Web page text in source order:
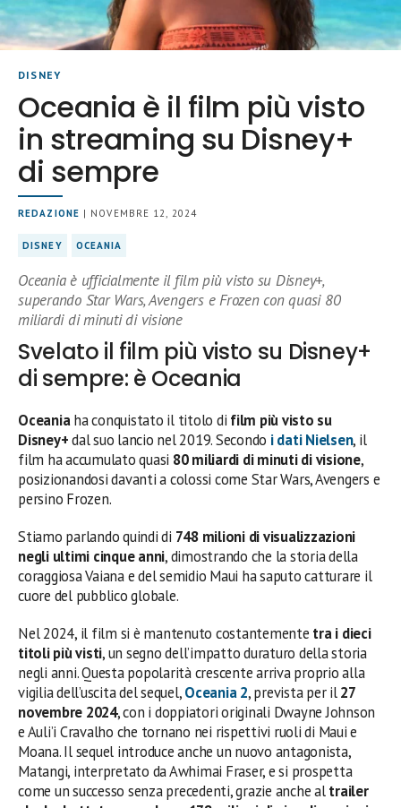
DISNEY
Oceania è il film più visto
in streaming su Disney+
di sempre
REDAZIONE | NOVEMBRE 12, 2024
DISNEY OCEANIA
Oceania è ufficialmente il film più visto su Disney+,
superando Star Wars, Avengers e Frozen con quasi 80
miliardi di minuti di visione
Svelato il film più visto su Disney+
di sempre: è Oceania
Oceaniaha conquistato il titolo di film più visto su
Disney+dal suo lancio nel 2019. Secondo i dati Nielsen, il
film ha accumulato quasi 80 miliardi di minuti di visione,
posizionandosi davanti a colossi come Star Wars, Avengers e
persino Frozen.
Stiamo parlando quindi di 748 milioni di visualizzazioni
negli ultimi cinque anni, dimostrando che la storia della
coraggiosa Vaiana e del semidio Maui ha saputo catturare il
cuore del pubblico globale.
Nel 2024, il film si è mantenuto costantemente tra i dieci
titoli più visti, un segno dell’impatto duraturo della storia
negli anni. Questa popolarità crescente arriva proprio alla
vigilia dell’uscita del sequel,Oceania 2, prevista per il27
novembre 2024, con i doppiatori originali Dwayne Johnson
e Auli’i Cravalho che tornano nei rispettivi ruoli di Maui e
Moana. Il sequel introduce anche un nuovo antagonista,
Matangi, interpretato da Awhimai Fraser, e si prospetta
come un successo senza precedenti, grazie anche altrailer